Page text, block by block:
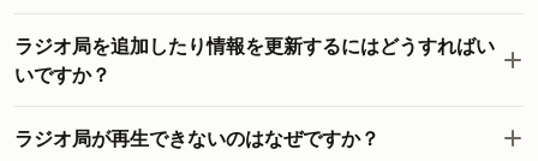
ラジオ局を追加したり情報を更新するにはどうすればい
いですか？
ラジオ局が再生できないのはなぜですか？